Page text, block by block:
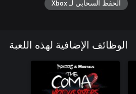
to private matches easily with our invite
الحفظ السحابي لـ Xbox
الوظائف الإضافية لهذه اللعبة